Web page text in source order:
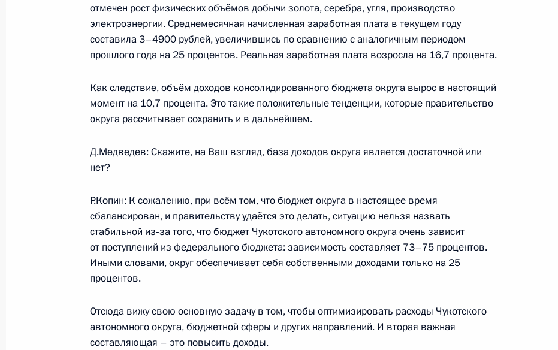
26 июля 2008 года, 15:00
наук, специалиста в области ихтиологии Дмитрия Павлова
с юбилеем
26 июля 2008 года, 14:50
25 июля 2008 года, пятница
Дмитрий Медведев выразил соболезнование близким
киноактёра Михаила Пуговкина в связи с его кончиной
25 июля 2008 года, 19:00
25 июля 2008 года, 15:50 Московская область, Горки
отмечен рост физических объёмов добычи золота, серебра, угля, производство
электроэнергии. Среднемесячная начисленная заработная плата в текущем году
составила 3–4900 рублей, увеличившись по сравнению с аналогичным периодом
прошлого года на 25 процентов. Реальная заработная плата возросла на 16,7 процента.
Как следствие, объём доходов консолидированного бюджета округа вырос в настоящий
момент на 10,7 процента. Это такие положительные тенденции, которые правительство
округа рассчитывает сохранить и в дальнейшем.
Д.Медведев: Скажите, на Ваш взгляд, база доходов округа является достаточной или
нет?
Р.Копин: К сожалению, при всём том, что бюджет округа в настоящее время
сбалансирован, и правительству удаётся это делать, ситуацию нельзя назвать
стабильной из‑за того, что бюджет Чукотского автономного округа очень зависит
от поступлений из федерального бюджета: зависимость составляет 73–75 процентов.
Иными словами, округ обеспечивает себя собственными доходами только на 25
процентов.
Отсюда вижу свою основную задачу в том, чтобы оптимизировать расходы Чукотского
автономного округа, бюджетной сферы и других направлений. И вторая важная
составляющая – это повысить доходы.